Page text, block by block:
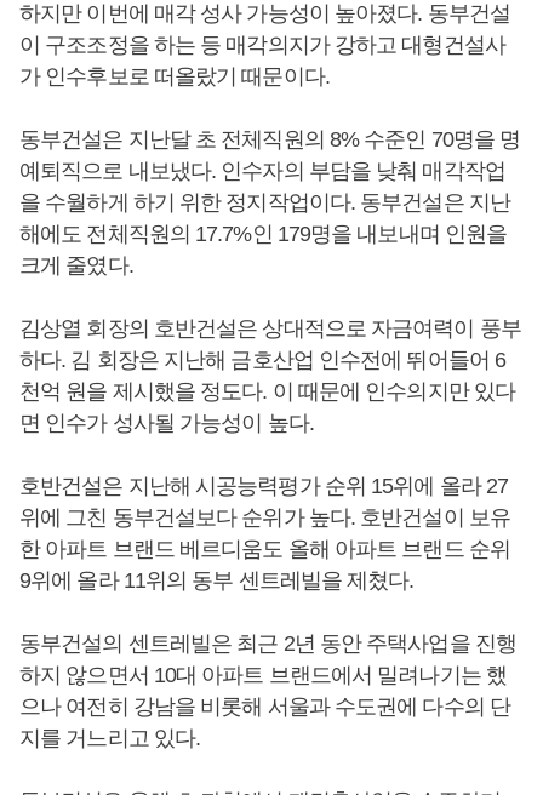
하지만 이번에 매각 성사 가능성이 높아졌다. 동부건설
이 구조조정을 하는 등 매각의지가 강하고 대형건설사
가 인수후보로 떠올랐기 때문이다.
동부건설은 지난달 초 전체직원의 8% 수준인 70명을 명
예퇴직으로 내보냈다. 인수자의 부담을 낮춰 매각작업
을 수월하게 하기 위한 정지작업이다. 동부건설은 지난
해에도 전체직원의 17.7%인 179명을 내보내며 인원을
크게 줄였다.
김상열 회장의 호반건설은 상대적으로 자금여력이 풍부
하다. 김 회장은 지난해 금호산업 인수전에 뛰어들어 6
천억 원을 제시했을 정도다. 이 때문에 인수의지만 있다
면 인수가 성사될 가능성이 높다.
호반건설은 지난해 시공능력평가 순위 15위에 올라 27
위에 그친 동부건설보다 순위가 높다. 호반건설이 보유
한 아파트 브랜드 베르디움도 올해 아파트 브랜드 순위
9위에 올라 11위의 동부 센트레빌을 제쳤다.
동부건설의 센트레빌은 최근 2년 동안 주택사업을 진행
하지 않으면서 10대 아파트 브랜드에서 밀려나기는 했
으나 여전히 강남을 비롯해 서울과 수도권에 다수의 단
지를 거느리고 있다.